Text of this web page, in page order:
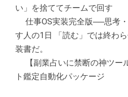
い」を捨ててチームで回す
仕事OS実装完全版──思考
す人の1日 「読む」では終わ
装書だ。
【副業占いに禁断の神ツ
ト鑑定自動化パッケージ